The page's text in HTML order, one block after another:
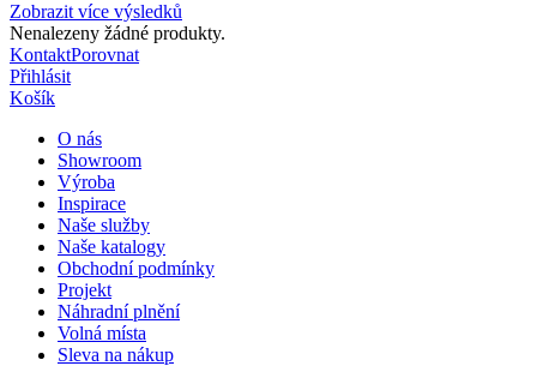
Zobrazit více výsledků
Nenalezeny žádné produkty.
KontaktPorovnat
Přihlásit
Košík
O nás
Showroom
Výroba
Inspirace
Naše služby
Naše katalogy
Obchodní podmínky
Projekt
Náhradní plnění
Volná místa
Sleva na nákup